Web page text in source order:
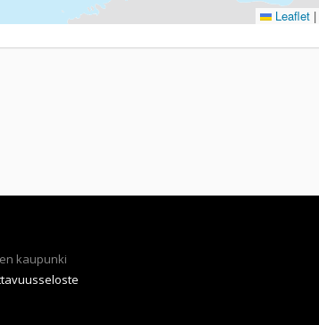
Leaflet |
kaupunki